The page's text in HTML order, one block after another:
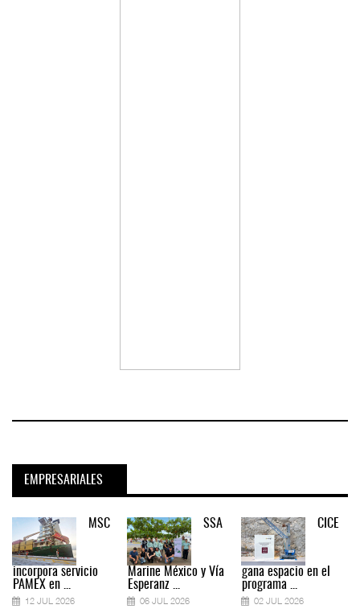
EMPRESARIALES
MSC
incorpora servicio
PAMEX en ...
12 JUL 2026
SSA
Marine México y Vía
Esperanz ...
06 JUL 2026
CICE
gana espacio en el
programa ...
02 JUL 2026